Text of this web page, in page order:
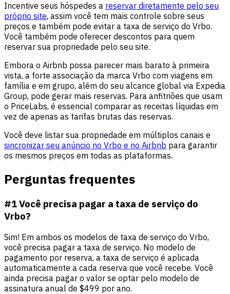
Incentive seus hóspedes a reservar diretamente pelo seu
próprio site, assim você tem mais controle sobre seus
preços e também pode evitar a taxa de serviço do Vrbo.
Você também pode oferecer descontos para quem
reservar sua propriedade pelo seu site.
Embora o Airbnb possa parecer mais barato à primeira
vista, a forte associação da marca Vrbo com viagens em
família e em grupo, além do seu alcance global via Expedia
Group, pode gerar mais reservas. Para anfitriões que usam
o PriceLabs, é essencial comparar as receitas líquidas em
vez de apenas as tarifas brutas das reservas.
Você deve listar sua propriedade em múltiplos canais e
sincronizar seu anúncio no Vrbo e no Airbnb para garantir
os mesmos preços em todas as plataformas.
Perguntas frequentes
#1 Você precisa pagar a taxa de serviço do
Vrbo?
Sim! Em ambos os modelos de taxa de serviço do Vrbo,
você precisa pagar a taxa de serviço. No modelo de
pagamento por reserva, a taxa de serviço é aplicada
automaticamente a cada reserva que você recebe. Você
ainda precisa pagar o valor se optar pelo modelo de
assinatura anual de $499 por ano.